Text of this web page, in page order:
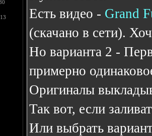
Есть видео - Grand
(скачано в сети).
Но варианта 2 -
примерно
Оригиналы
Так вот, если
Или выбрать